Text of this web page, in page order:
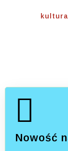
kultura
Nowość